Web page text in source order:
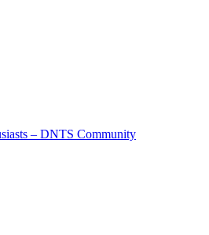
– DNTS Community